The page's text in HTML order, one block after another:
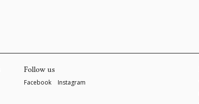
Follow us
Facebook Instagram